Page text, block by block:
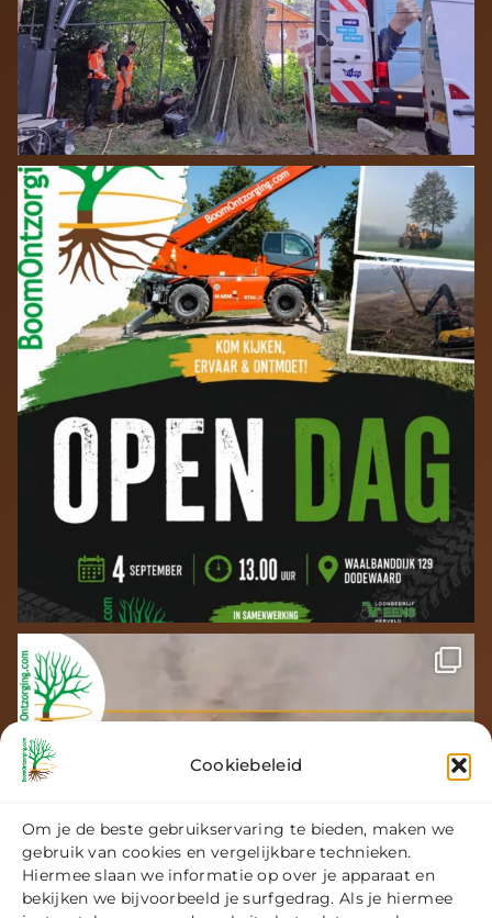
Cookiebeleid
Om je de beste gebruikservaring te bieden, maken we
gebruik van cookies en vergelijkbare technieken.
Hiermee slaan we informatie op over je apparaat en
bekijken we bijvoorbeeld je surfgedrag. Als je hiermee